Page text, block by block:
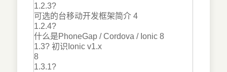
1.2.3?
可选的台移动开发框架简介 4
1.2.4?
什么是PhoneGap / Cordova / Ionic 8
1.3? 初识Ionic v1.x
8
1.3.1?